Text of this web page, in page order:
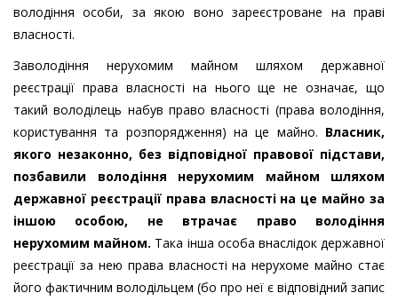
володіння особи, за якою воно зареєстроване на праві
власності.
Заволодіння нерухомим майном шляхом державної
реєстрації права власності на нього ще не означає, що
такий володілець набув право власності (права володіння,
користування та розпорядження) на це майно. Власник,
якого незаконно, без відповідної правової підстави,
позбавили володіння нерухомим майном шляхом
державної реєстрації права власності на це майно за
іншою особою, не втрачає право володіння
нерухомим майном. Така інша особа внаслідок державної
реєстрації за нею права власності на нерухоме майно стає
його фактичним володільцем (бо про неї є відповідний запис